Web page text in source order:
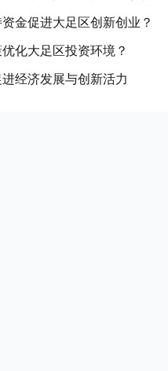
金促进大足区创新创业？
化大足区投资环境？
经济发展与创新活力